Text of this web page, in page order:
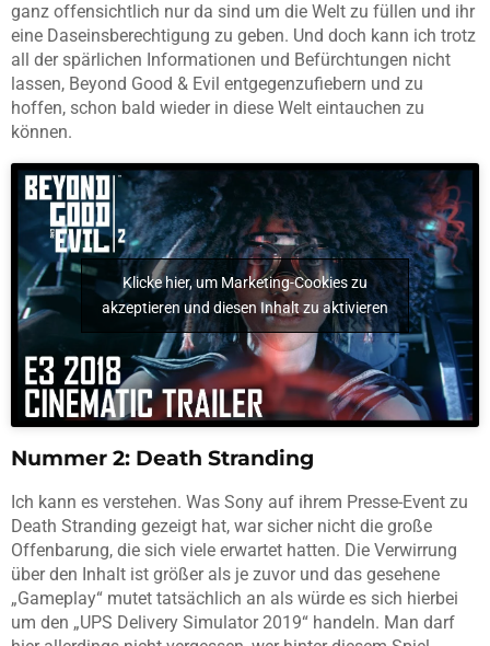
ganz offensichtlich nur da sind um die Welt zu füllen und ihr
eine Daseinsberechtigung zu geben. Und doch kann ich trotz
all der spärlichen Informationen und Befürchtungen nicht
lassen, Beyond Good & Evil entgegenzufiebern und zu
hoffen, schon bald wieder in diese Welt eintauchen zu
können.
Klicke hier, um Marketing-Cookies zu
akzeptieren und diesen Inhalt zu aktivieren
Nummer 2: Death Stranding
Ich kann es verstehen. Was Sony auf ihrem Presse-Event zu
Death Stranding gezeigt hat, war sicher nicht die große
Offenbarung, die sich viele erwartet hatten. Die Verwirrung
über den Inhalt ist größer als je zuvor und das gesehene
„Gameplay“ mutet tatsächlich an als würde es sich hierbei
um den „UPS Delivery Simulator 2019“ handeln. Man darf